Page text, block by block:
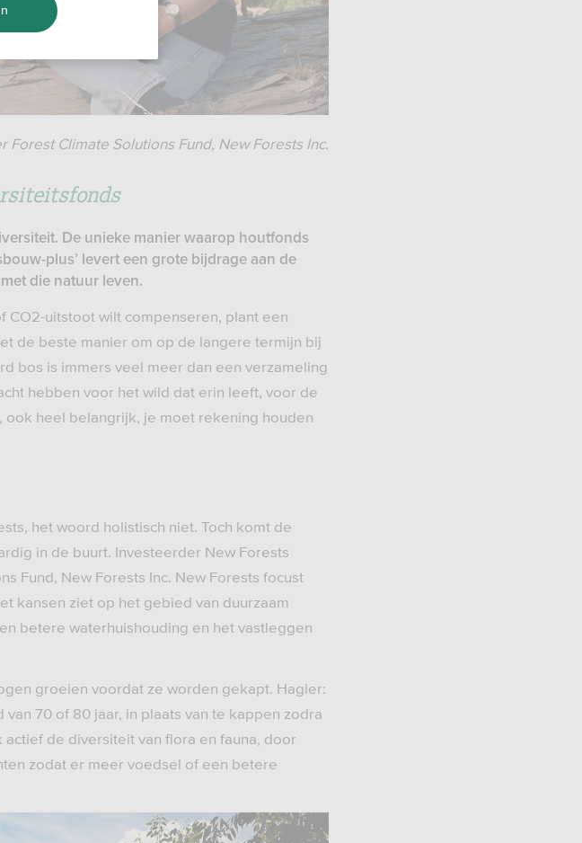
Forest Climate Solutions Fund, New Forests Inc.
De unieke manier waarop houtfonds
plus’ levert een grote bijdrage aan de
die natuur leven.
CO2-uitstoot wilt compenseren, plant een
de beste manier om op de langere termijn bij
bos is immers veel meer dan een verzameling
hebben voor het wild dat erin leeft, voor de
heel belangrijk, je moet rekening houden
het woord holistisch niet. Toch komt de
in de buurt. Investeerder New Forests
Fund, New Forests Inc. New Forests focust
kansen ziet op het gebied van duurzaam
betere waterhuishouding en het vastleggen
groeien voordat ze worden gekapt. Hagler:
70 of 80 jaar, in plaats van te kappen zodra
de diversiteit van flora en fauna, door
zodat er meer voedsel of een betere